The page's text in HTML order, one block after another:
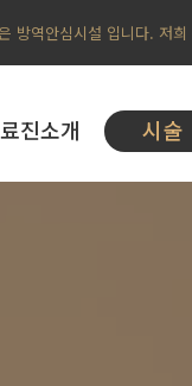
방역안심시설 입니다. 저
진소개 시술